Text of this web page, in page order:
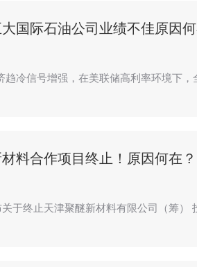
国际石油公司业绩不佳原因何
趋冷信号增强，在美联储高利率环境下
料合作项目终止！原因何在？
于终止天津聚醚新材料有限公司（筹